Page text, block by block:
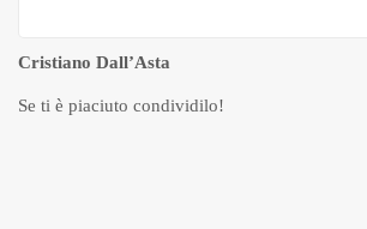
Cristiano Dall’Asta
Se ti è piaciuto condividilo!